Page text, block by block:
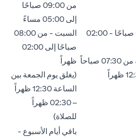
08:00 صباحًا - 02:00
الجمعة من 07:30 صباحاً
من 09:00 صباحًا
إلى 05:00 مساءً
السبت - من 08:00
صباحًا إلى 02:00
ظهراً
(يغلق يوم الجمعة بين
الساعة 12:30 ظهراً
– 02:30 ظهراً
للصلاة)
باقي أيام الأسبوع -